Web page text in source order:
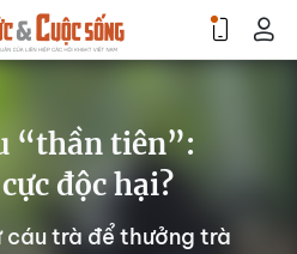
“thần tiên”:
độc hại?
cáu trà để thưởng trà